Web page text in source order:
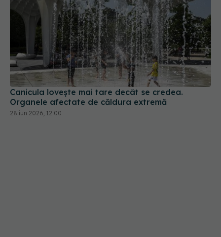
Canicula lovește mai tare decât se credea.
Organele afectate de căldura extremă
28 iun 2026, 12:00